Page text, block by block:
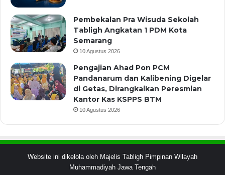
Pembekalan Pra Wisuda Sekolah
Tabligh Angkatan 1 PDM Kota
Semarang
10 Agustus 2026
Pengajian Ahad Pon PCM
Pandanarum dan Kalibening Digelar
di Getas, Dirangkaikan Peresmian
Kantor Kas KSPPS BTM
10 Agustus 2026
Website ini dikelola oleh Majelis Tabligh Pimpinan Wilayah
Muhammadiyah Jawa Tengah